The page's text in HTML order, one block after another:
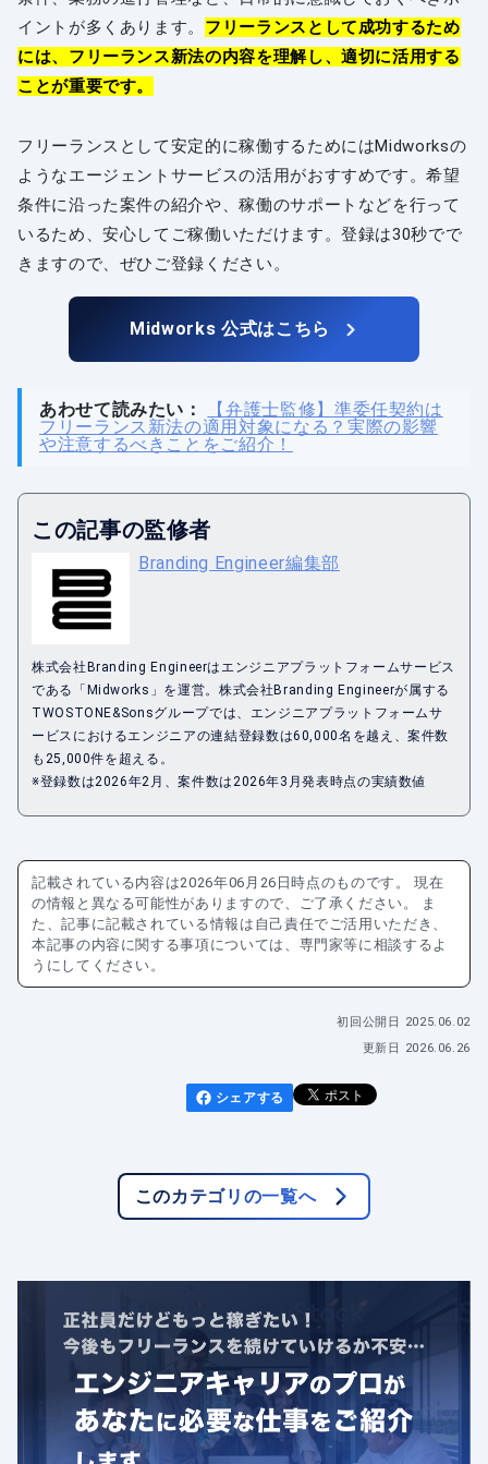
イントが多くあります。 フリーランスとして成功するため
には、フリーランス新法の内容を理解し、適切に活用する
ことが重要です。
フリーランスとして安定的に稼働するためにはMidworksの
ようなエージェントサービスの活用がおすすめです。希望
条件に沿った案件の紹介や、稼働のサポートなどを行って
いるため、安心してご稼働いただけます。登録は30秒でで
きますので、ぜひご登録ください。
Midworks 公式はこちら
あわせて読みたい：
【弁護士監修】準委任契約は
フリーランス新法の適用対象になる？実際の影響
や注意するべきことをご紹介！
この記事の監修者
Branding Engineer編集部
株式会社Branding Engineerはエンジニアプラットフォームサービス
である「Midworks」を運営。株式会社Branding Engineerが属する
TWOSTONE&Sonsグループでは、エンジニアプラットフォームサ
ービスにおけるエンジニアの連結登録数は60,000名を越え、案件数
も25,000件を超える。
※登録数は2026年2月、案件数は2026年3月発表時点の実績数値
記載されている内容は2026年06月26日 時点のものです。 現在
の情報と異なる可能性がありますので、ご了承ください。 ま
た、記事に記載されている情報は自己責任でご活用いただき、
本記事の内容に関する事項については、専門家等に相談するよ
うにしてください。
初回公開日
2025.06.02
更新日
2026.06.26
シェアする
このカテゴリの一覧へ